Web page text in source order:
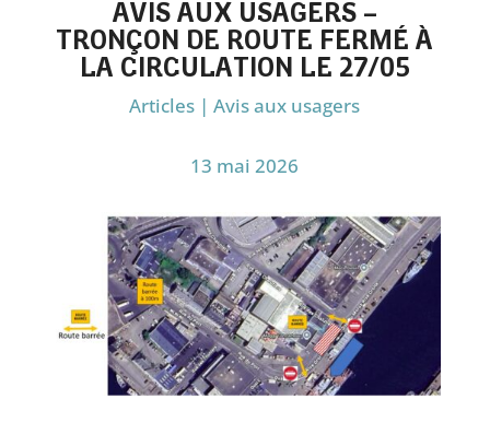
AVIS AUX USAGERS –
TRONÇON DE ROUTE FERMÉ À
LA CIRCULATION LE 27/05
Articles |Avis aux usagers
13 mai 2026